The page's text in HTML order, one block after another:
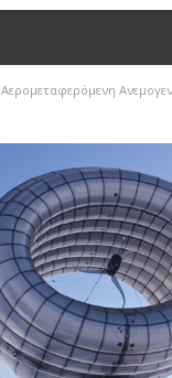
Αερομεταφερόμενη